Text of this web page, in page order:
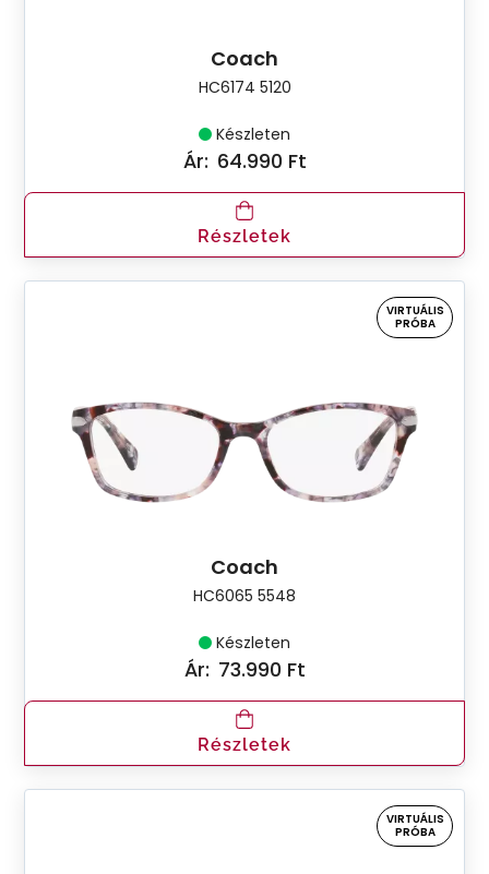
Coach
HC6174 5120
Készleten
Ár: 64.990 Ft
Részletek
VIRTUÁLIS
PRÓBA
Coach
HC6065 5548
Készleten
Ár: 73.990 Ft
Részletek
VIRTUÁLIS
PRÓBA